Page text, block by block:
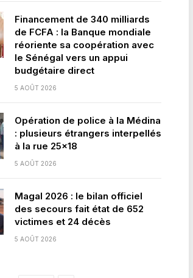
Financement de 340 milliards
de FCFA : la Banque mondiale
réoriente sa coopération avec
le Sénégal vers un appui
budgétaire direct
5 AOÛT 2026
Opération de police à la Médina
: plusieurs étrangers interpellés
à la rue 25×18
5 AOÛT 2026
Magal 2026 : le bilan officiel
des secours fait état de 652
victimes et 24 décès
5 AOÛT 2026